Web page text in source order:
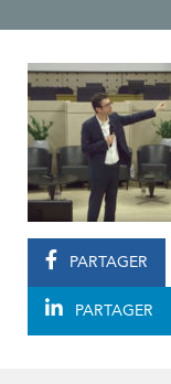
PARTAGER
PARTAGER